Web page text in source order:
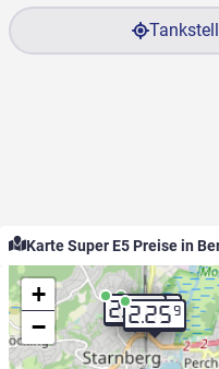
Karte Super E5 Preise in
2.259
2.259
2.259
+
−